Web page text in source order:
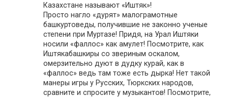
Казахстане называют «Иштяк»!
Просто нагло «дурят» малограмотные
башкуртоведы, получившие не законно ученые
степени при Муртазе! Придя, на Урал Иштяки
носили «фаллос» как амулет! Посмотрите, как
Иштякабашкиры со звериным оскалом,
омерзительно дуют в дудку курай, как в
«фаллос» ведь там тоже есть дырка! Нет такой
манеры игры у Русских, Тюркских народов,
сравните и спросите у музыкантов! Посмотрите,